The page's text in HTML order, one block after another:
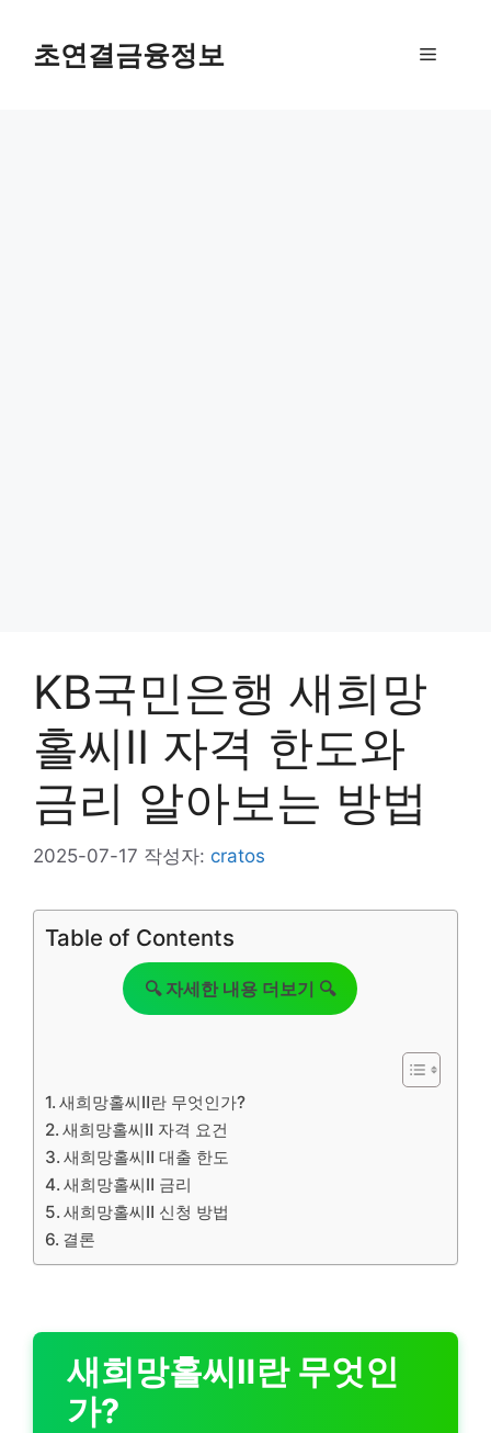
초연결금융정보 메
KB국민은행 새희망
홀씨Ⅱ 자격 한도와
금리 알아보는 방법
2025-07-17 작성자: cratos
Table of Contents
🔍 자세한 내용 더보기 🔍
새희망홀씨Ⅱ란 무엇인가?
새희망홀씨Ⅱ 자격 요건
새희망홀씨Ⅱ 대출 한도
새희망홀씨Ⅱ 금리
새희망홀씨Ⅱ 신청 방법
결론
새희망홀씨Ⅱ란 무엇인
가?